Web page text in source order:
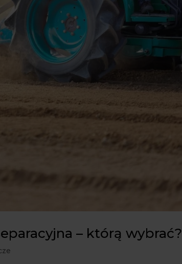
– którą wybrać?